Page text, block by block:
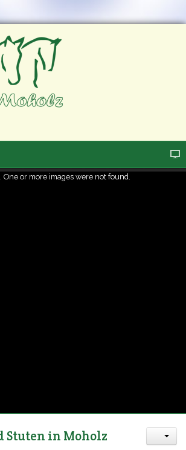
One or more images were not found.
Stuten in Moholz